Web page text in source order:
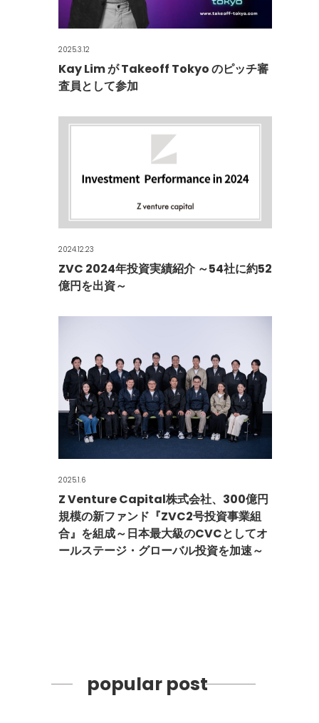
2025.3.12
Kay Lim が Takeoff Tokyo のピッチ審
査員として参加
2024.12.23
ZVC 2024年投資実績紹介 ～54社に約52
億円を出資～
2025.1.6
Z Venture Capital株式会社、300億円
規模の新ファンド『ZVC2号投資事業組
合』を組成～日本最大級のCVCとしてオ
ールステージ・グローバル投資を加速～
popular post